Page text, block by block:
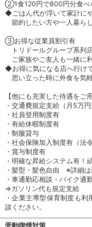
②1食120円で800円分食べ
◆ごはん代が浮いて家計に
節約したい方や一人暮ら
③お得な従業員割引有
トリドールグループ系列
ご家族やご友人も一緒に
◆お得に気になる店へ行けて
思い立った時に外食を気
【他にも充実した待遇をご用
・交通費規定支給（月5万円
・社員登用制度有
・有給休暇制度有
・制服貸与
・社会保険加入制度有（法
・賞与制度有
・明確な昇給システム有！
・髪型・髪色自由 ※詳細
・車通勤応相談・バイク通
⇒ガソリン代も規定支給
・企業主導型保育制度も
談ください。
受動喫煙対策